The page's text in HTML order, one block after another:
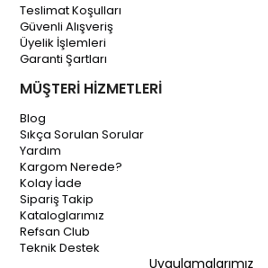
Teslimat Koşulları
Güvenli Alışveriş
Üyelik İşlemleri
Garanti Şartları
MÜŞTERİ HİZMETLERİ
Blog
Sıkça Sorulan Sorular
Yardım
Kargom Nerede?
Kolay İade
Sipariş Takip
Kataloglarımız
Refsan Club
Teknik Destek
Uygulamalarımız